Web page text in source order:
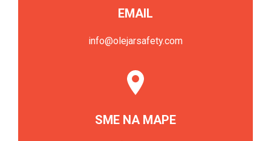
EMAIL
info@olejarsafety.com
SME NA MAPE